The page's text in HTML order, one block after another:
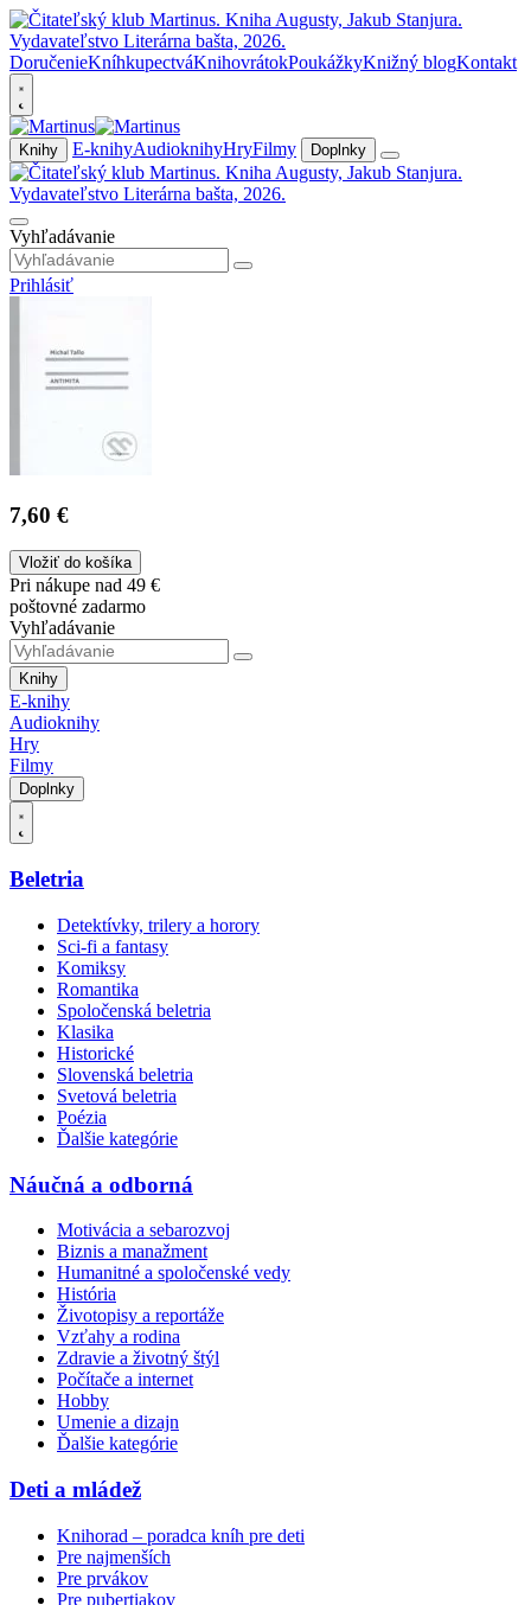
DoručenieKníhkupectváKnihovrátokPoukážkyKnižný blogKontakt
Knihy E-knihyAudioknihyHryFilmy Doplnky
Vyhľadávanie
Prihlásiť
7,60 €
Vložiť do košíka
Pri nákupe nad 49 €
poštovné zadarmo
Vyhľadávanie
Knihy
E-knihy
Audioknihy
Hry
Filmy
Doplnky
Beletria
Detektívky, trilery a horory
Sci-fi a fantasy
Komiksy
Romantika
Spoločenská beletria
Klasika
Historické
Slovenská beletria
Svetová beletria
Poézia
Ďalšie kategórie
Náučná a odborná
Motivácia a sebarozvoj
Biznis a manažment
Humanitné a spoločenské vedy
História
Životopisy a reportáže
Vzťahy a rodina
Zdravie a životný štýl
Počítače a internet
Hobby
Umenie a dizajn
Ďalšie kategórie
Deti a mládež
Knihorad – poradca kníh pre deti
Pre najmenších
Pre prvákov
Pre pubertiakov